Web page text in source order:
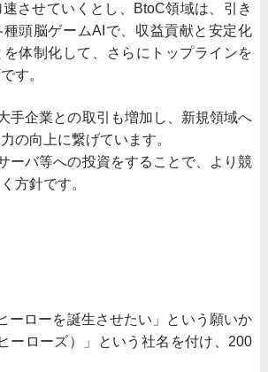
させていくとし、BtoC領域は、引き
頭脳ゲームAIで、収益貢献と安定化
を体制化して、さらにトップラインを
す。
手企業との取引も増加し、新規領域へ
の向上に繋げています。
ーバ等への投資をすることで、より競
方針です。
ーローを誕生させたい」という願いか
ーローズ）」という社名を付け、200